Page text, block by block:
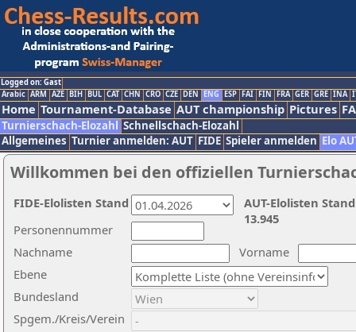
Logged on: Gast
Arabic ARM AZE BIH BUL CAT CHN CRO CZE DEN ENG ESP FAI FIN FRA GER GRE INA
Home Tournament-Database AUT championship Pictures
Turnierschach-Elozahl Schnellschach-Elozahl
Allgemeines Turnier anmelden: AUT FIDE Spieler anmelden Elo
Willkommen bei den offiziellen
Nachname
Vorname
Ebene
Personennummer
Bundesland
Spgem./Kreis/Verein
AUT-Elolisten
13.945
FIDE-Elolisten Stand